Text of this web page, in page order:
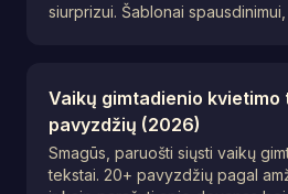
siurprizui. Šablonai spausdinimui,
Vaikų gimtadienio
pavyzdžių (2026)
Smagūs, paruošti siųsti vaikų
tekstai. 20+ pavyzdžių pagal